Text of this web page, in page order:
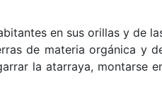
en sus orillas y de
de materia orgánica y
la atarraya, montarse